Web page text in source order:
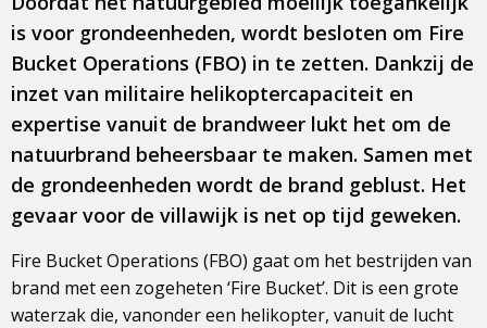
is voor grondeenheden, wordt besloten om Fire
Bucket Operations (FBO) in te zetten. Dankzij de
inzet van militaire helikoptercapaciteit en
expertise vanuit de brandweer lukt het om de
natuurbrand beheersbaar te maken. Samen met
de grondeenheden wordt de brand geblust. Het
gevaar voor de villawijk is net op tijd geweken.
Fire Bucket Operations (FBO) gaat om het bestrijden van
brand met een zogeheten ‘Fire Bucket’. Dit is een grote
waterzak die, vanonder een helikopter, vanuit de lucht